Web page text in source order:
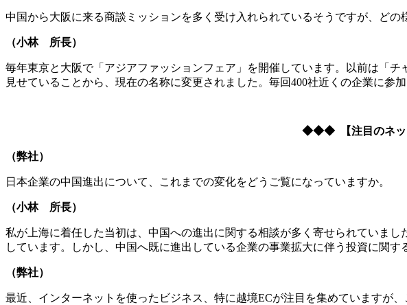
中国から大阪に来る商談ミッションを多く受け入れられているそうですが、どの
（小林 所長）
毎年東京と大阪で「アジアファッションフェア」を開催しています。以前は「
見せていることから、現在の名称に変更されました。毎回400社近くの企業に参
◆◆◆ 【注目のネッ
（弊社）
日本企業の中国進出について、これまでの変化をどうご覧になっていますか。
（小林 所長）
私が上海に着任した当初は、中国への進出に関する相談が多く寄せられていま
しています。しかし、中国へ既に進出している企業の事業拡大に伴う投資に関す
（弊社）
最近、インターネットを使ったビジネス、特に越境ECが注目を集めていますが、